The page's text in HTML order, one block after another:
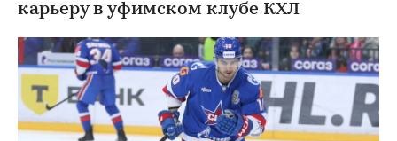
карьеру в уфимском клубе КХЛ